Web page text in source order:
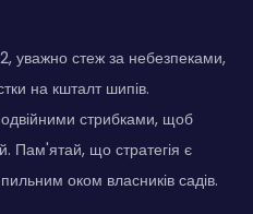
уважно стеж за небезпеками,
на кшталт шипів.
стрибками, щоб
Пам'ятай, що стратегія є
оком власників садів.